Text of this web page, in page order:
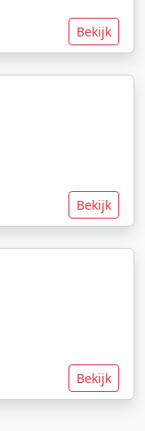
Bekijk
Bekijk
Bekijk